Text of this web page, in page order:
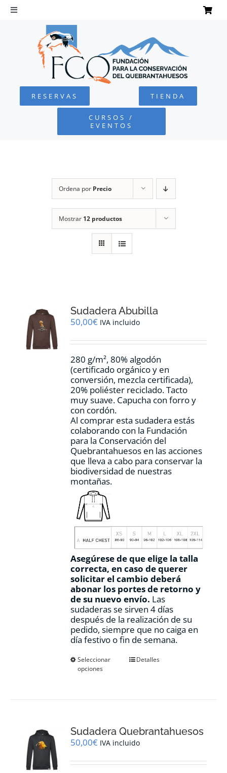
Saltar
Toggle
Navigation
QUEBRANTAHUESOS
FUNDACIÓN
CARRITO
RESERVAS TIENDA
CURSOS /
EVENTOS
Ordena por Precio
Mostrar 12 productos
Sudadera Abubilla
50,00€ IVA incluido
280 g/m², 80% algodón
(certificado orgánico y en
conversión, mezcla certificada),
20% poliéster reciclado. Tacto
muy suave. Capucha con forro y
con cordón.
Al comprar esta sudadera estás
colaborando con la Fundación
para la Conservación del
Quebrantahuesos en las acciones
que lleva a cabo para conservar la
biodiversidad de nuestras
montañas.
Asegúrese de que elige la talla
correcta, en caso de querer
solicitar el cambio deberá
abonar los portes de retorno y
de su nuevo envío. Las
sudaderas se sirven 4 días
después de la realización de su
pedido, siempre que no caiga en
día festivo o fin de semana.
Seleccionar
opciones
Este
se
pueden
en
Detalles
Sudadera Quebrantahuesos
50,00€ IVA incluido